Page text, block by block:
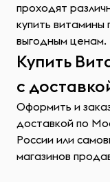
проходят
купить
выгодным ценам.
Купить
с
Оформить и
доставкой по
России или
магазинов